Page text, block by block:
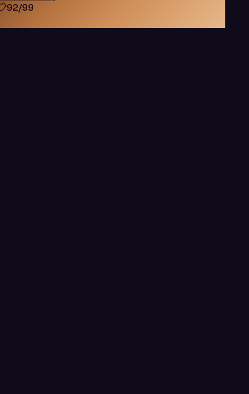
92/99